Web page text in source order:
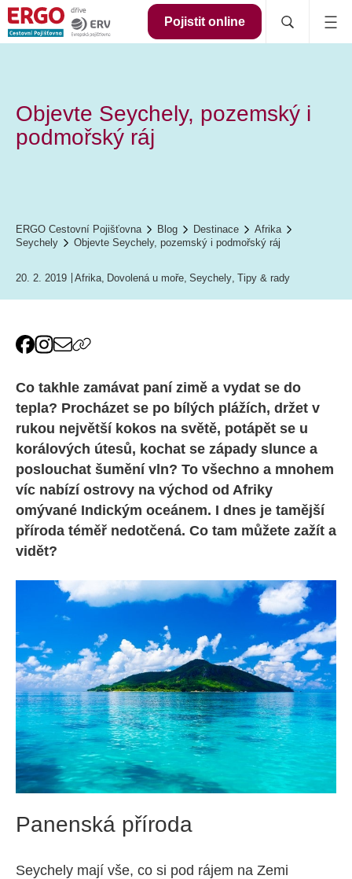
Pojistit online
Objevte Seychely, pozemský i
podmořský ráj
ERGO Cestovní Pojišťovna Blog Destinace
Afrika
Seychely
Objevte Seychely, pozemský i podmořský ráj
20. 2. 2019 Afrika, Dovolená u moře, Seychely, Tipy & rady
Co takhle zamávat paní zimě a vydat se do
tepla? Procházet se po bílých plážích, držet v
rukou největší kokos na světě, potápět se u
korálových útesů, kochat se západy slunce a
poslouchat šumění vln? To všechno a mnohem
víc nabízí ostrovy na východ od Afriky
omývané Indickým oceánem. I dnes je tamější
příroda téměř nedotčená. Co tam můžete zažít a
vidět?
Panenská příroda
Seychely mají vše, co si pod rájem na Zemi